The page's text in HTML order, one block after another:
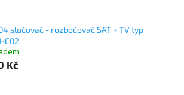
slučovač - rozbočovač SAT + TV typ
Kč